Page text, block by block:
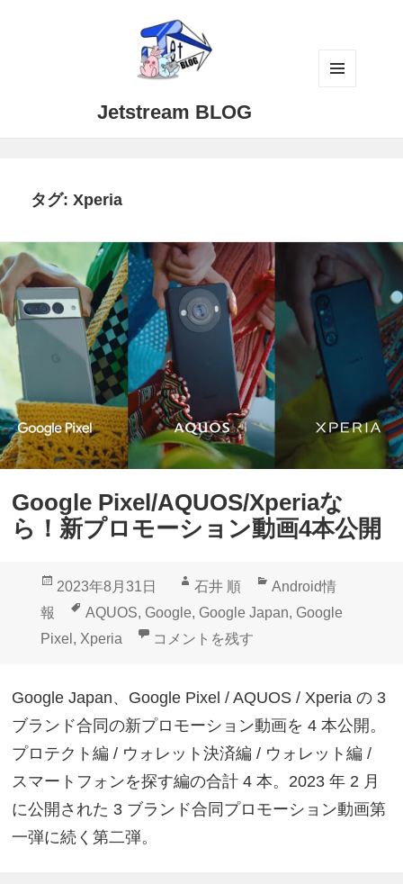
Jetstream BLOG
タグ:Xperia
Google Pixel/AQUOS/Xperiaな
ら！新プロモーション動画4本公開
投
日:
2023年8月31日
作
成
者
石井 順
カ
テ
Android情
報
タ
グ
AQUOS, Google, Google Japan, Google
Pixel , Xperia Google Pixel/AQUOS/Xperiaなら！新
コメントを残す
Google Japan、Google Pixel / AQUOS / Xperia の 3
ブランド合同の新プロモーション動画を 4 本公開。
プロテクト編 / ウォレット決済編 / ウォレット編 /
スマートフォンを探す編の合計 4 本。2023 年 2 月
に公開された 3 ブランド合同プロモーション動画第
一弾に続く第二弾。